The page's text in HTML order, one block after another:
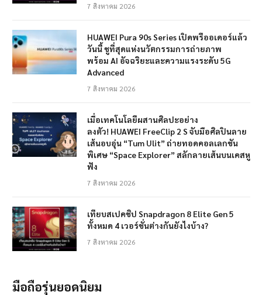
7 สิงหาคม 2026
HUAWEI Pura 90s Series เปิดพรีออเดอร์แล้ว
วันนี้ ชูที่สุดแห่งนวัตกรรมการถ่ายภาพ
พร้อม AI อัจฉริยะและความแรงระดับ 5G
Advanced
7 สิงหาคม 2026
เมื่อเทคโนโลยีผสานศิลปะอย่าง
ลงตัว! HUAWEI FreeClip 2 S จับมือศิลปินลาย
เส้นอบอุ่น “Tum Ulit” ถ่ายทอดคอลเลกชัน
พิเศษ “Space Explorer” สลักลายเส้นบนเคสหู
ฟัง
7 สิงหาคม 2026
เทียบสเปคชิป Snapdragon 8 Elite Gen 5
ทั้งหมด 4 เวอร์ชั่นต่างกันยังไงบ้าง?
7 สิงหาคม 2026
มือถือรุ่นยอดนิยม